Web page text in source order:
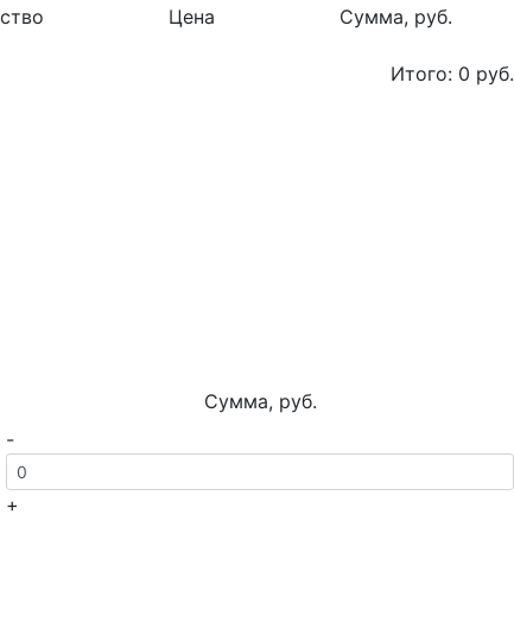
Цена Сумма, руб.
Итого: 0 руб.
Сумма, руб.
-
+